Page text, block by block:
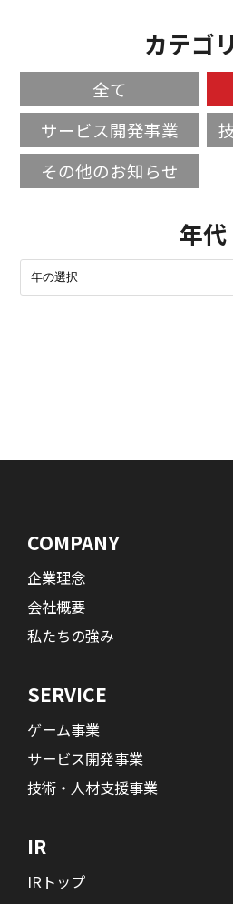
カテゴ
全て
サービス開発事業
その他のお知らせ
年代
COMPANY
企業理念
会社概要
私たちの強み
SERVICE
ゲーム事業
サービス開発事業
技術・人材支援事業
IR
IRトップ